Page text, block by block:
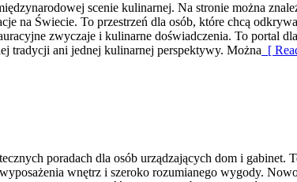
scenie kulinarnej. Na stronie można
na Świecie. To przestrzeń dla osób, które chcą
zwyczaje i kulinarne doświadczenia. To portal
tradycji ani jednej kulinarnej perspektywy. Można [
poradach dla osób urządzających dom i gabinet.
wnętrz i szeroko rozumianego wygody.